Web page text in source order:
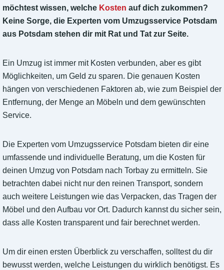
möchtest wissen, welche Kosten auf dich zukommen?
Keine Sorge, die Experten vom Umzugsservice Potsdam
aus Potsdam stehen dir mit Rat und Tat zur Seite.
Ein Umzug ist immer mit Kosten verbunden, aber es gibt
Möglichkeiten, um Geld zu sparen. Die genauen Kosten
hängen von verschiedenen Faktoren ab, wie zum Beispiel der
Entfernung, der Menge an Möbeln und dem gewünschten
Service.
Die Experten vom Umzugsservice Potsdam bieten dir eine
umfassende und individuelle Beratung, um die Kosten für
deinen Umzug von Potsdam nach Torbay zu ermitteln. Sie
betrachten dabei nicht nur den reinen Transport, sondern
auch weitere Leistungen wie das Verpacken, das Tragen der
Möbel und den Aufbau vor Ort. Dadurch kannst du sicher sein,
dass alle Kosten transparent und fair berechnet werden.
Um dir einen ersten Überblick zu verschaffen, solltest du dir
bewusst werden, welche Leistungen du wirklich benötigst. Es